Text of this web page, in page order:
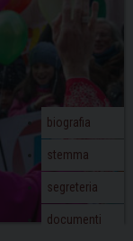
biografia
stemma
segreteria
documenti